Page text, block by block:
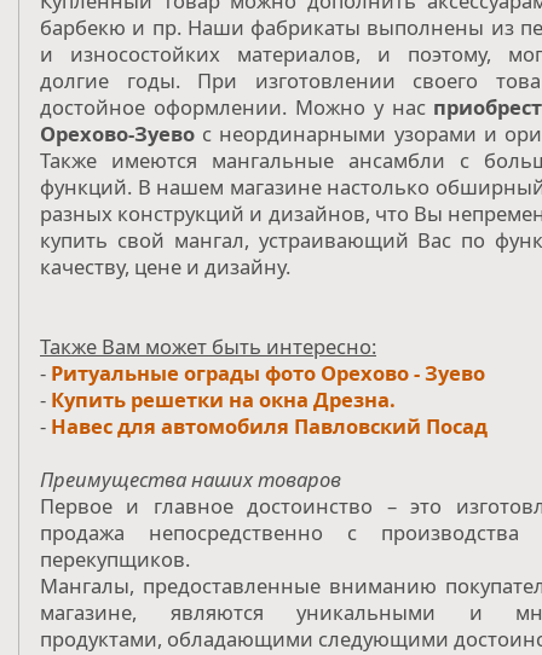
барбекю и пр. Наши фабрикаты выполнены из
и износостойких материалов, и поэтому,
долгие годы. При изготовлении своего
достойное оформлении. Можно у нас
Орехово-Зуево с неординарными узорами и
Также имеются мангальные ансамбли с
функций. В нашем магазине настолько
разных конструкций и дизайнов, что Вы
купить свой мангал, устраивающий Вас по
качеству, цене и дизайну.
Также Вам может быть интересно:
- Ритуальные ограды фото Орехово - Зуево
- Купить решетки на окна Дрезна.
- Навес для автомобиля Павловский Посад
Преимущества наших товаров
Первое и главное достоинство – это
продажа непосредственно с
перекупщиков.
Мангалы, предоставленные вниманию
магазине, являются уникальными и
продуктами, обладающими следующими